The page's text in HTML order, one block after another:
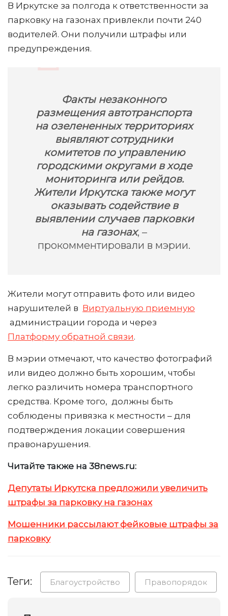
В Иркутске за полгода к ответственности за
парковку на газонах привлекли почти 240
водителей. Они получили штрафы или
предупреждения.
Факты незаконного
размещения автотранспорта
на озелененных территориях
выявляют сотрудники
комитетов по управлению
городскими округами в ходе
мониторинга или рейдов.
Жители Иркутска также могут
оказывать содействие в
выявлении случаев парковки
на газонах, –
прокомментировали в мэрии.
Жители могут отправить фото или видео
нарушителей в Виртуальную приемную
администрации города и через
Платформу обратной связи.
В мэрии отмечают, что качество фотографий
или видео должно быть хорошим, чтобы
легко различить номера транспортного
средства. Кроме того, должны быть
соблюдены привязка к местности – для
подтверждения локации совершения
правонарушения.
Читайте также на 38news.ru:
Депутаты Иркутска предложили увеличить
штрафы за парковку на газонах
Мошенники рассылают фейковые штрафы за
парковку
Теги: Благоустройство Правопорядок